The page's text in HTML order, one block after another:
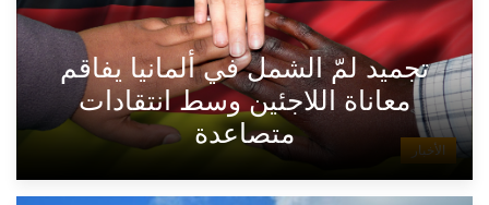
الأخبار
تجميد لمّ الشمل في ألمانيا يفاقم
معاناة اللاجئين وسط انتقادات
متصاعدة